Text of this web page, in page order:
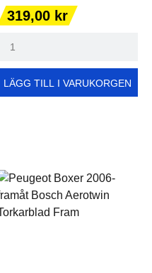
Pris
319,00 kr
LÄGG TILL I VARUKORGEN